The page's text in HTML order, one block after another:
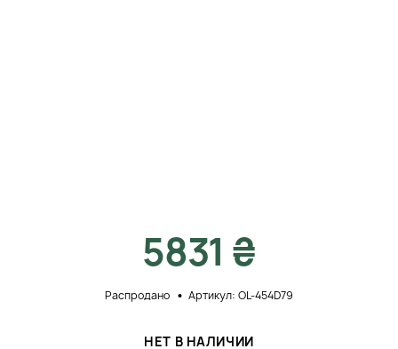
5831 ₴
Распродано Артикул: OL-454D79
НЕТ В НАЛИЧИИ